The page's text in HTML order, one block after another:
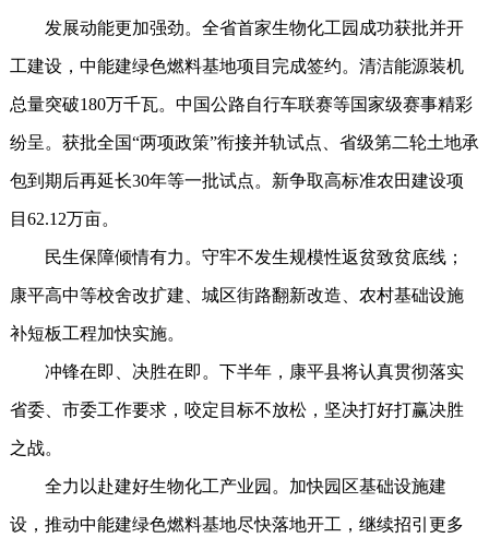
发展动能更加强劲。全省首家生物化工园成功获批并开
工建设，中能建绿色燃料基地项目完成签约。清洁能源装机
总量突破180万千瓦。中国公路自行车联赛等国家级赛事精彩
纷呈。获批全国“两项政策”衔接并轨试点、省级第二轮土地承
包到期后再延长30年等一批试点。新争取高标准农田建设项
目62.12万亩。
民生保障倾情有力。守牢不发生规模性返贫致贫底线；
康平高中等校舍改扩建、城区街路翻新改造、农村基础设施
补短板工程加快实施。
冲锋在即、决胜在即。下半年，康平县将认真贯彻落实
省委、市委工作要求，咬定目标不放松，坚决打好打赢决胜
之战。
全力以赴建好生物化工产业园。加快园区基础设施建
设，推动中能建绿色燃料基地尽快落地开工，继续招引更多